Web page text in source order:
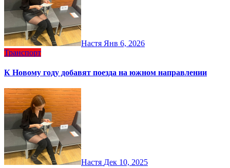
Настя Янв 6, 2026
Транспорт
К Новому году добавят поезда на южном направлении
Настя Дек 10, 2025